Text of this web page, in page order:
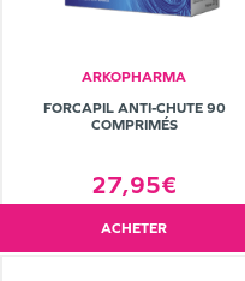
ARKOPHARMA
FORCAPIL ANTI-CHUTE 90
COMPRIMÉS
27,95€
ACHETER